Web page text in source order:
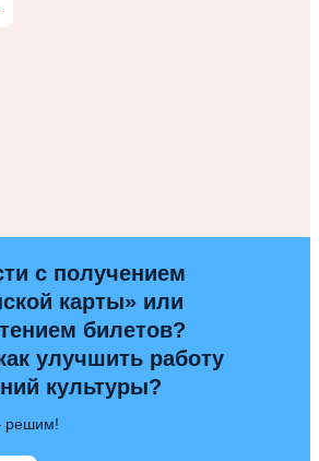
с получением
карты» или
билетов?
улучшить работу
культуры?
решим!